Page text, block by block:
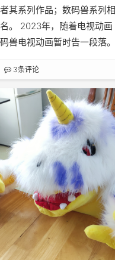
其系列作品；数码兽系列
。 2023年，随着电视动
兽电视动画暂时告一段落
3条评论